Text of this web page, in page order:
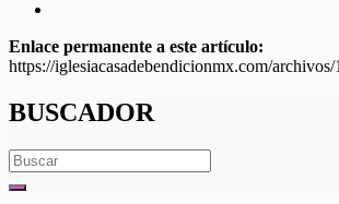
Enlace permanente a este artículo:
https://iglesiacasadebendicionmx.com/archivos/
BUSCADOR
Search
for: